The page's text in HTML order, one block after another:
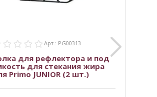
Арт.: PG00313
для рефлектора и под
для стекания жира
Primo JUNIOR (2 шт.)